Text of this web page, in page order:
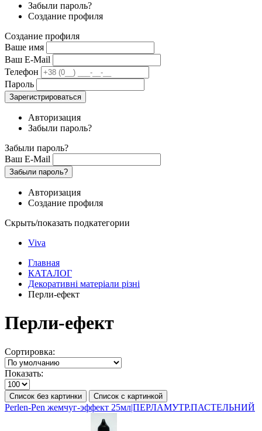
Забыли пароль?
Создание профиля
Создание профиля
Ваше имя
Ваш E-Mail
Телефон
Пароль
Зарегистрироваться
Авторизация
Забыли пароль?
Забыли пароль?
Ваш E-Mail
Забыли пароль?
Авторизация
Создание профиля
Скрыть/показать подкатегории
Viva
Главная
КАТАЛОГ
Декоративні матеріали різні
Перли-ефект
Перли-ефект
Сортировка:
Показать:
Список без картинки Список с картинкой
Perlen-Pen жемчуг-эффект 25мл|ПЕРЛАМУТР.ПАСТЕЛЬНИЙ